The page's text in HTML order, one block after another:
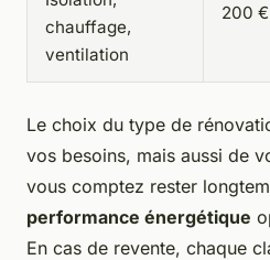
chauffage,
ventilation
200 €
Le choix du type de
vos besoins, mais aussi de
vous comptez rester
performance énergétique
En cas de revente, chaque